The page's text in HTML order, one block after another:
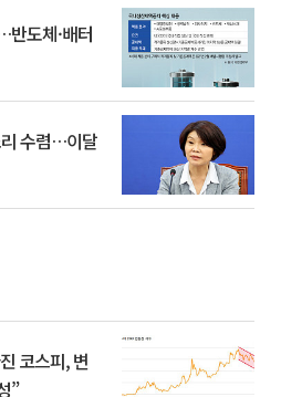
반도체·배터
수렴…이달
코스피, 변
”